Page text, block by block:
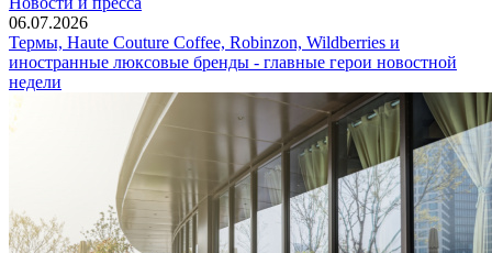
06.07.2026
Термы, Haute Couture Coffee, Robinzon, Wildberries и
иностранные люксовые бренды - главные герои новостной
недели